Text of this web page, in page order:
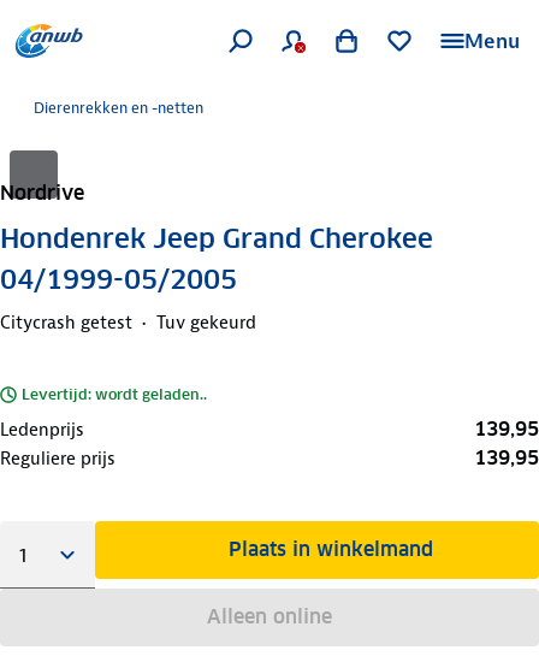
Menu
Dierenrekken en -netten
Nordrive
Hondenrek Jeep Grand Cherokee
04/1999-05/2005
Citycrash getest Tuv gekeurd
Levertijd: wordt geladen..
Ledenprijs 139,95
Reguliere prijs 139,95
Plaats in winkelmand
Alleen online